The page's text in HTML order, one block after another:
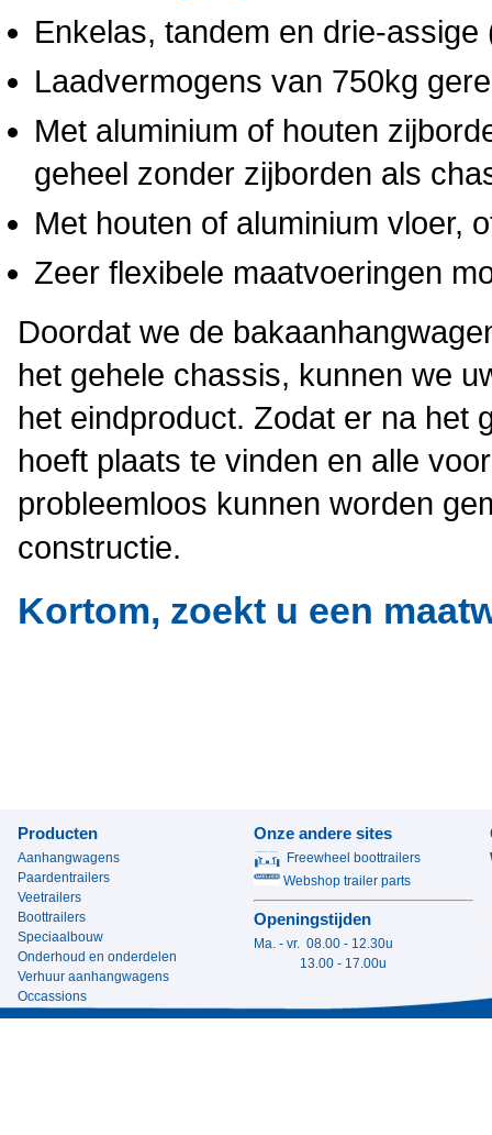
Enkelas, tandem en drie-
Laadvermogens van 750kg
Met aluminium of houten
geheel zonder zijborden als
Met houten of aluminium vloer,
Zeer flexibele maatvoeringen
Doordat we de
het gehele chassis, kunnen we
het eindproduct. Zodat er na het
hoeft plaats te vinden en alle
probleemloos kunnen worden
constructie.
Kortom, zoekt u een
Producten
Aanhangwagens
Paardentrailers
Veetrailers
Boottrailers
Speciaalbouw
Onderhoud en onderdelen
Verhuur aanhangwagens
Occassions
Onze andere sites
Freewheel boottrailers
Webshop trailer parts
Openingstijden
Ma. - vr. 08.00 - 12.30u
13.00 - 17.00u